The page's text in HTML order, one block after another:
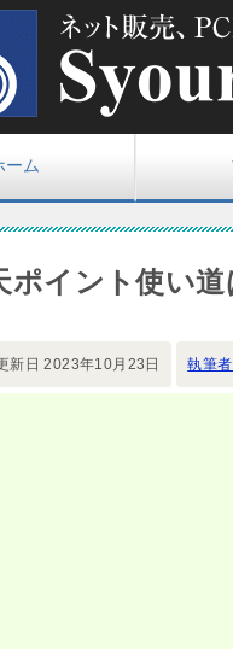
ーム
ポイント使い
新日2023年10月23日 執筆